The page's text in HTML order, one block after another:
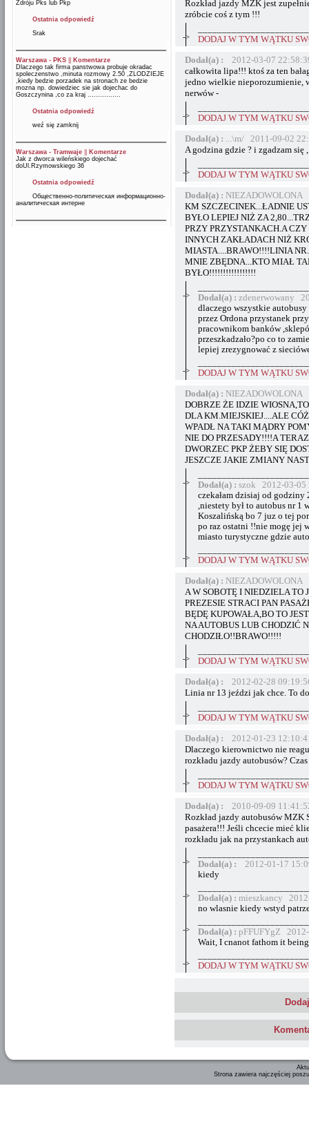
Zdróju Pks lub Pkp
Ostatnia odpowiedź
Srak
Warszawa - PKS
Komentarze
Dlaczego tak firma panstwowa probuje okradac
spoleczenstwo ,minuta rozmowy 2.50 ,ZLODZIEJE
,kiedy bedzie porzadek na stronach ze bedzie
mozna np. dowiedziec sie jak dojechac do
Goszczynina ,co za kraj ................
Ostatnia odpowiedź
weź się zamknij
Warszawa - Tramwaje
Komentarze
Jak z dworca wileńskiego dojechać
doUl.Rzymowskiego 36
Ostatnia odpowiedź
Общественно-политическая информационно-
аналитическая интерне
Rozkład jazdy MZK jest
zróbcie coś z tym !!!
->
DODAJ W TYM WĄTKU
Dodał(a) :
2012-03-07
całkowita lipa!!! ktoś za ten
jedno wielkie nieporozumienie,
nerwów -
->
DODAJ W TYM WĄTKU
Dodał(a) : ...\m/ 2011-09-02
A godzina gdzie ? i zgadzam się
->
DODAJ W TYM WĄTKU
Dodał(a) : NIEZADOWOLONA
KM SZCZECINEK...ŁADNIE
BYŁO LEPIEJ NIŻ ZA
PRZY PRZYSTANKACH.A
INNYCH ZAKŁADACH NIŻ
MIASTA....BRAWO!!!!LINIA
MNIE ZBĘDNA...KTO MIAŁ
BYŁO!!!!!!!!!!!!!!!!!
->
Dodał(a) : zdenerwowany
dlaczego wszystkie autobusy
przez Ordona przystanek
pracownikom banków
przeszkadzało?po co to
lepiej zrezygnować z
->
DODAJ W TYM WĄTKU
Dodał(a) : NIEZADOWOLONA
DOBRZE ŻE IDZIE
DLA KM.MIEJSKIEJ....ALE
WPADŁ NA TAKI MĄDRY
NIE DO PRZESADY!!!!A
DWORZEC PKP ŻEBY SIĘ
JESZCZE JAKIE ZMIANY
->
Dodał(a) : szok 2012-03-05
czekałam dzisiaj od
,niestety był to autobus nr 1
Koszalińską bo 7 juz o tej
po raz ostatni !!nie mogę jej
miasto turystyczne gdzie
->
DODAJ W TYM WĄTKU
Dodał(a) : NIEZADOWOLONA
A W SOBOTĘ I NIEDZIELA TO
PREZESIE STRACI PAN
BĘDĘ KUPOWAŁA,BO TO
NA AUTOBUS LUB CHODZIĆ
CHODZIŁO!!BRAWO!!!!!
->
DODAJ W TYM WĄTKU
Dodał(a) :
2012-02-28
Linia nr 13 jeździ jak chce. To
->
DODAJ W TYM WĄTKU
Dodał(a) :
2012-01-23
Dlaczego kierownictwo nie
rozkładu jazdy autobusów?
->
DODAJ W TYM WĄTKU
Dodał(a) :
2010-09-09
Rozkład jazdy autobusów MZK
pasażera!!! Jeśli chcecie mieć
rozkładu jak na przystankach
->
Dodał(a) :
2012-01-17
kiedy
->
Dodał(a) : mieszkancy
no wlasnie kiedy wstyd
->
Dodał(a) : pFFUFYgZ
Wait, I cnanot fathom it
->
DODAJ W TYM WĄTKU
Strona zawiera najczęściej